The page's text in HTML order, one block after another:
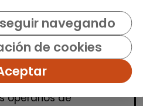
(alcalá de
Desde
operarios de
navegando
de cookies